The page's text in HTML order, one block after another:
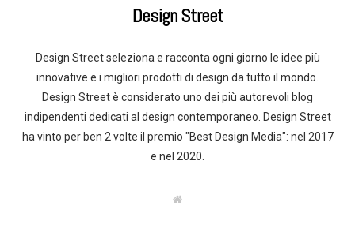
Design Street
Design Street seleziona e racconta ogni giorno le idee più
innovative e i migliori prodotti di design da tutto il mondo.
Design Street è considerato uno dei più autorevoli blog
indipendenti dedicati al design contemporaneo. Design Street
ha vinto per ben 2 volte il premio "Best Design Media": nel 2017
e nel 2020.
W